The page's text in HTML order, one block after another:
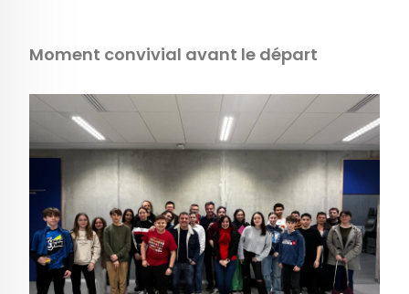
Moment convivial avant le départ